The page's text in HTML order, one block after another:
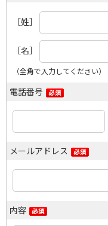
［姓］
［名］
（全角で入力してください）
電話番号
メールアドレス
内容